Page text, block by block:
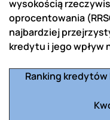
wysokością
oprocentowania
najbardziej
kredytu i jego wpływ
Ranking